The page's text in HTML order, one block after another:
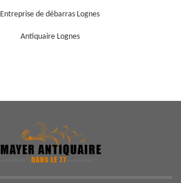
Entreprise de débarras Lognes
Antiquaire Lognes